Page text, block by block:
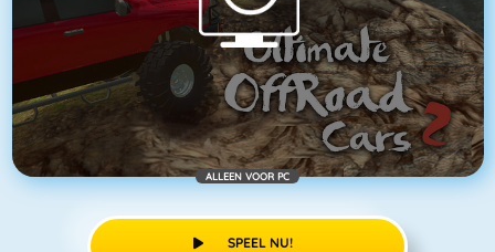
ALLEEN VOOR PC
SPEEL NU!